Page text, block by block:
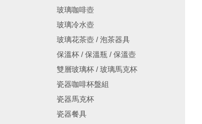
玻璃咖啡壺
玻璃冷水壺
玻璃花茶壺 / 泡茶器具
保溫杯 / 保溫瓶 / 保溫壺
雙層玻璃杯 / 玻璃馬克杯
瓷器咖啡杯盤組
瓷器馬克杯
瓷器餐具